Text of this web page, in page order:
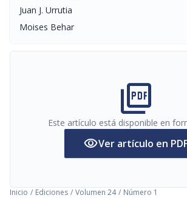
Juan J. Urrutia
Moises Behar
picture_as_pdf
Este artículo está disponible en
visibilityVer artículo en
Inicio / Ediciones / Volumen 24 / Número 1